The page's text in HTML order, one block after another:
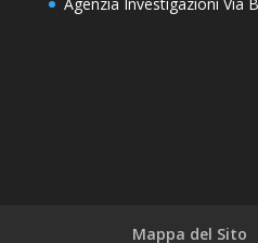
Mappa del Sito